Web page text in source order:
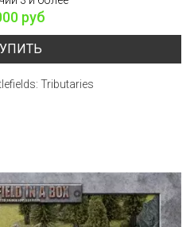
руб
Tributaries